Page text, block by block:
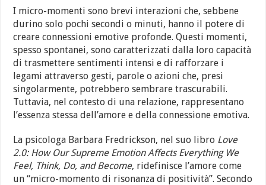
I micro-momenti sono brevi interazioni che, sebbene
durino solo pochi secondi o minuti, hanno il potere di
creare connessioni emotive profonde. Questi momenti,
spesso spontanei, sono caratterizzati dalla loro capacità
di trasmettere sentimenti intensi e di rafforzare i
legami attraverso gesti, parole o azioni che, presi
singolarmente, potrebbero sembrare trascurabili.
Tuttavia, nel contesto di una relazione, rappresentano
l’essenza stessa dell’amore e della connessione emotiva.
La psicologa Barbara Fredrickson, nel suo libro Love
2.0: How Our Supreme Emotion Affects Everything We
Feel, Think, Do, and Become, ridefinisce l’amore come
un “micro-momento di risonanza di positività”. Secondo